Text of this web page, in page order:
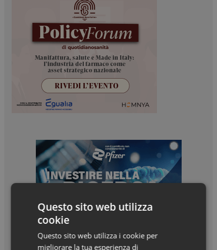
Questo sito web utilizza
cookie
Questo sito web utilizza i cookie per
migliorare la tua esperienza di